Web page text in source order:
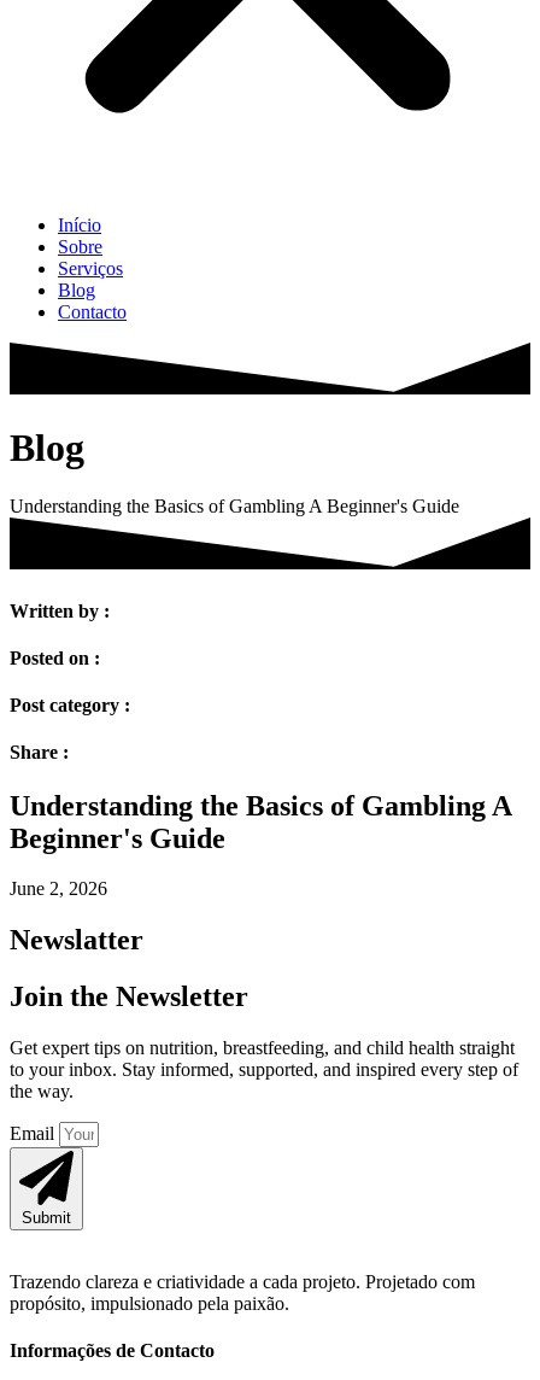
Início
Sobre
Serviços
Blog
Contacto
Blog
Understanding the Basics of Gambling A Beginner's Guide
Written by :
Posted on :
Post category :
Share :
Understanding the Basics of Gambling A
Beginner's Guide
June 2, 2026
Newslatter
Join the Newsletter
Get expert tips on nutrition, breastfeeding, and child health straight
to your inbox. Stay informed, supported, and inspired every step of
the way.
Email
Submit
Trazendo clareza e criatividade a cada projeto. Projetado com
propósito, impulsionado pela paixão.
Informações de Contacto